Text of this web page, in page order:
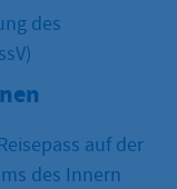
des
auf der
des Innern